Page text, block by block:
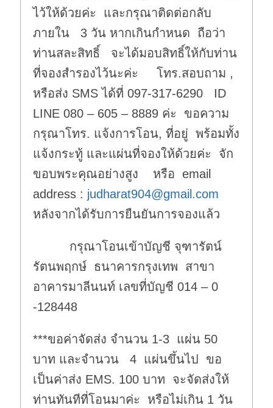
ไว้ให้ด้วยค่ะ และกรุณาติดต่อกลับ
ภายใน 3 วัน หากเกินกำหนด ถือว่า
ท่านสละสิทธิ์ จะได้มอบสิทธิ์ให้กับท่าน
ที่จองสำรองไว้นะค่ะ โทร.สอบถาม ,
หรือส่ง SMS ได้ที่ 097-317-6290 ID
LINE 080 – 605 – 8889 ค่ะ ขอความ
กรุณาโทร. แจ้งการโอน, ที่อยู่ พร้อมทั้ง
แจ้งกระทู้ และแผ่นที่จองให้ด้วยค่ะ จัก
ขอบพระคุณอย่างสูง หรือ email
address : judharat904@gmail.com
หลังจากได้รับการยืนยันการจองแล้ว
กรุณาโอนเข้าบัญชี จุฑารัตน์
รัตนพฤกษ์ ธนาคารกรุงเทพ สาขา
อาคารมาลีนนท์ เลขที่บัญชี 014 – 0
-128448
***ขอค่าจัดส่ง จำนวน 1-3 แผ่น 50
บาท และจำนวน 4 แผ่นขึ้นไป ขอ
เป็นค่าส่ง EMS. 100 บาท จะจัดส่งให้
ท่านทันทีที่โอนมาค่ะ หรือไม่เกิน 1 วัน